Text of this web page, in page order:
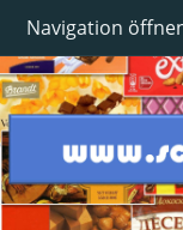
Navigation